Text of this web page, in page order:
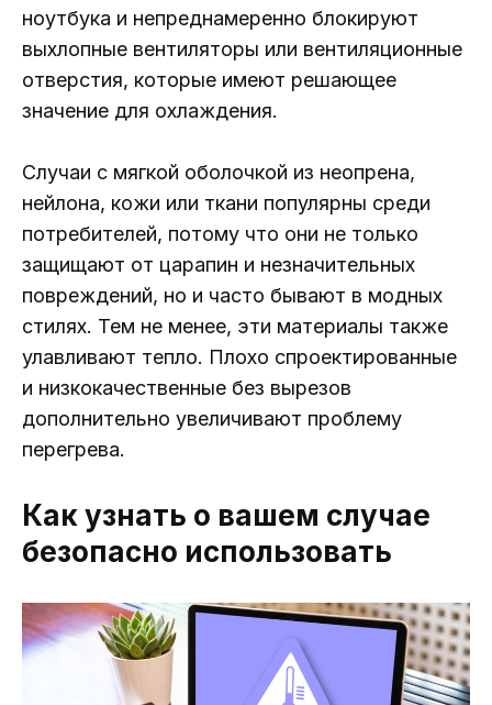
ноутбука и непреднамеренно блокируют
выхлопные вентиляторы или вентиляционные
отверстия, которые имеют решающее
значение для охлаждения.
Случаи с мягкой оболочкой из неопрена,
нейлона, кожи или ткани популярны среди
потребителей, потому что они не только
защищают от царапин и незначительных
повреждений, но и часто бывают в модных
стилях. Тем не менее, эти материалы также
улавливают тепло. Плохо спроектированные
и низкокачественные без вырезов
дополнительно увеличивают проблему
перегрева.
Как узнать о вашем случае
безопасно использовать